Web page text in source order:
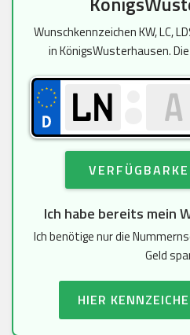
Wunschkennzeichen KW, LC,
in KönigsWusterhausen.
Ich habe bereits mein
Ich benötige nur die
Geld
HIER